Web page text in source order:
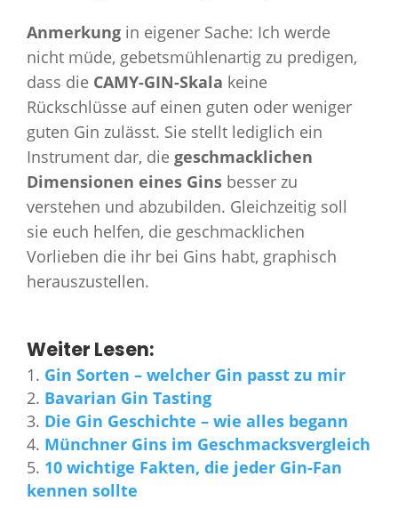
Anmerkung in eigener Sache: Ich werde
nicht müde, gebetsmühlenartig zu predigen,
dass die CAMY-GIN-Skala keine
Rückschlüsse auf einen guten oder weniger
guten Gin zulässt. Sie stellt lediglich ein
Instrument dar, die geschmacklichen
Dimensionen eines Gins besser zu
verstehen und abzubilden. Gleichzeitig soll
sie euch helfen, die geschmacklichen
Vorlieben die ihr bei Gins habt, graphisch
herauszustellen.
Weiter Lesen:
Gin Sorten – welcher Gin passt zu mir
Bavarian Gin Tasting
Die Gin Geschichte – wie alles begann
Münchner Gins im Geschmacksvergleich
10 wichtige Fakten, die jeder Gin-Fan
kennen sollte